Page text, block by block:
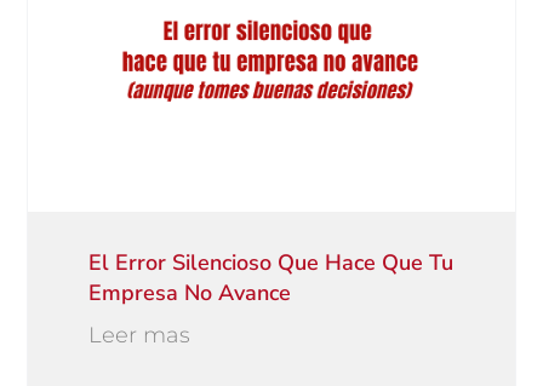
El Error Silencioso Que Hace Que Tu
Empresa No Avance
Leer mas